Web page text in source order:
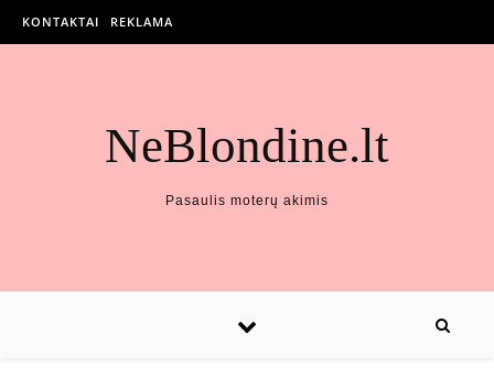
KONTAKTAI REKLAMA
NeBlondine.lt
Pasaulis moterų akimis